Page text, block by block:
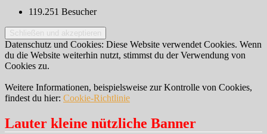
119.251 Besucher
Datenschutz und Cookies: Diese Website verwendet Cookies. Wenn
du die Website weiterhin nutzt, stimmst du der Verwendung von
Cookies zu.
Weitere Informationen, beispielsweise zur Kontrolle von Cookies,
findest du hier: Cookie-Richtlinie
Lauter kleine nützliche Banner